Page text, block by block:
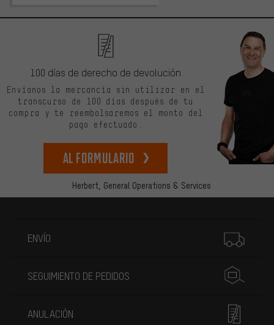
Herbert, General Operations & Services
100 días de derecho de devolución
Envíanos la mercancía sin utilizar en el
transcurso de 100 días después de tu
compra y te reembolsaremos el monto del
pago efectuado.
Al formulario
ENVÍO
SEGUIMIENTO DE PEDIDOS
ANULACIÓN